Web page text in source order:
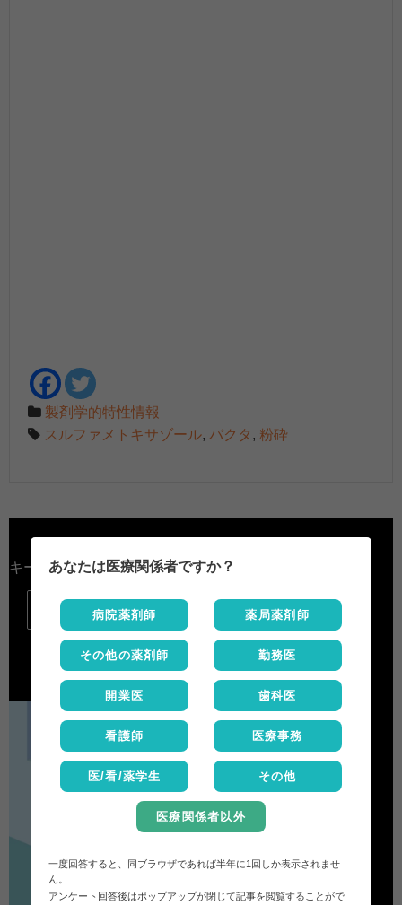
製剤学的特性情報
スルファメトキサゾール, バクタ , 粉砕
キーワード検索
あなたは医療関係者ですか？
病院薬剤師 薬局薬剤師
その他の薬剤師 勤務医
開業医 歯科医
看護師 医療事務
医/看/薬学生 その他
医療関係者以外
一度回答すると、同ブラウザであれば半年に1回しか表示されませ
ん。
アンケート回答後はポップアップが閉じて記事を閲覧することがで